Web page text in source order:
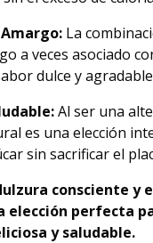
La
a veces asociado
dulce y
Al ser una
es una elección
sin sacrificar el
consciente
elección perfecta
y saludable.